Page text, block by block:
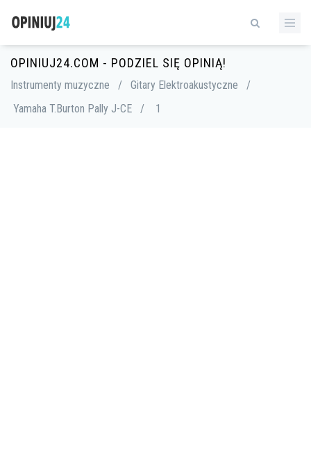
OPINIUJ24.COM - PODZIEL SIĘ OPINIĄ!
Instrumenty muzyczne / Gitary Elektroakustyczne
/
Yamaha T.Burton Pally J-CE
/ 1